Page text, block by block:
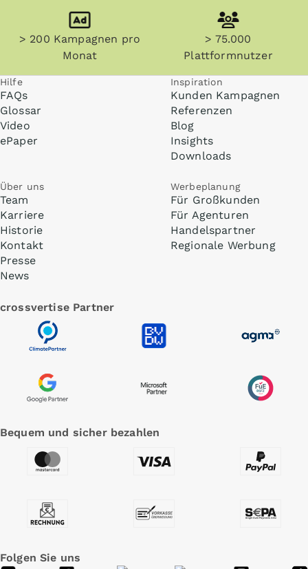
> 200 Kampagnen pro
Monat
> 75.000
Plattformnutzer
Hilfe
FAQs
Glossar
Video
ePaper
Inspiration
Kunden Kampagnen
Referenzen
Blog
Insights
Downloads
Über uns
Team
Karriere
Historie
Kontakt
Presse
News
Werbeplanung
Für Großkunden
Für Agenturen
Handelspartner
Regionale Werbung
crossvertise Partner
Bequem und sicher bezahlen
Folgen Sie uns